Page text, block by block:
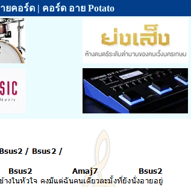
ยคอร์ด | คอร์ด อาย Potato